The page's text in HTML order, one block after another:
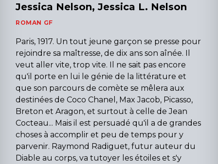
Jessica Nelson, Jessica L. Nelson
ROMAN GF
Paris, 1917. Un tout jeune garçon se presse pour
rejoindre sa maîtresse, de dix ans son aînée. Il
veut aller vite, trop vite. Il ne sait pas encore
qu'il porte en lui le génie de la littérature et
que son parcours de comète se mêlera aux
destinées de Coco Chanel, Max Jacob, Picasso,
Breton et Aragon, et surtout à celle de Jean
Cocteau... Mais il est persuadé qu'il a de grandes
choses à accomplir et peu de temps pour y
parvenir. Raymond Radiguet, futur auteur du
Diable au corps, va tutoyer les étoiles et s'y